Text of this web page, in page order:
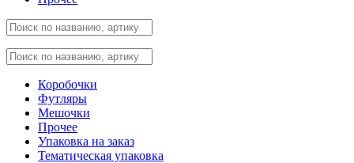
Коробочки
Футляры
Мешочки
Прочее
Упаковка на заказ
Тематическая упаковка